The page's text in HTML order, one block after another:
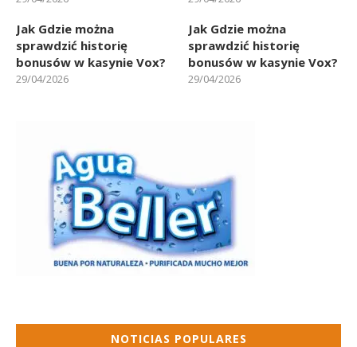
Jak Gdzie można
sprawdzić historię
bonusów w kasynie Vox?
29/04/2026
Jak Gdzie można
sprawdzić historię
bonusów w kasynie Vox?
29/04/2026
NOTICIAS POPULARES